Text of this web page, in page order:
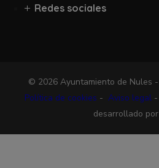
Redes sociales
© 2026 Ayuntamiento de Nules -
Política de cookies - Aviso legal-
desarrollado por